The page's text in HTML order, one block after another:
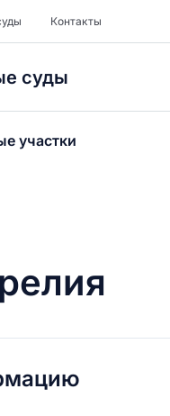
Контакты
суды
участки